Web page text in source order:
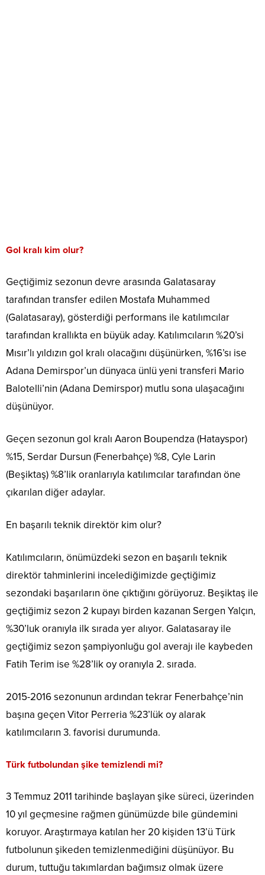
Gol kralı kim olur?
Geçtiğimiz sezonun devre arasında Galatasaray
tarafından transfer edilen Mostafa Muhammed
(Galatasaray), gösterdiği performans ile katılımcılar
tarafından krallıkta en büyük aday. Katılımcıların %20’si
Mısır’lı yıldızın gol kralı olacağını düşünürken, %16’sı ise
Adana Demirspor’un dünyaca ünlü yeni transferi Mario
Balotelli’nin (Adana Demirspor) mutlu sona ulaşacağını
düşünüyor.
Geçen sezonun gol kralı Aaron Boupendza (Hatayspor)
%15, Serdar Dursun (Fenerbahçe) %8, Cyle Larin
(Beşiktaş) %8’lik oranlarıyla katılımcılar tarafından öne
çıkarılan diğer adaylar.
En başarılı teknik direktör kim olur?
Katılımcıların, önümüzdeki sezon en başarılı teknik
direktör tahminlerini incelediğimizde geçtiğimiz
sezondaki başarıların öne çıktığını görüyoruz. Beşiktaş ile
geçtiğimiz sezon 2 kupayı birden kazanan Sergen Yalçın,
%30’luk oranıyla ilk sırada yer alıyor. Galatasaray ile
geçtiğimiz sezon şampiyonluğu gol averajı ile kaybeden
Fatih Terim ise %28’lik oy oranıyla 2. sırada.
2015-2016 sezonunun ardından tekrar Fenerbahçe’nin
başına geçen Vitor Perreria %23’lük oy alarak
katılımcıların 3. favorisi durumunda.
Türk futbolundan şike temizlendi mi?
3 Temmuz 2011 tarihinde başlayan şike süreci, üzerinden
10 yıl geçmesine rağmen günümüzde bile gündemini
koruyor. Araştırmaya katılan her 20 kişiden 13’ü Türk
futbolunun şikeden temizlenmediğini düşünüyor. Bu
durum, tuttuğu takımlardan bağımsız olmak üzere